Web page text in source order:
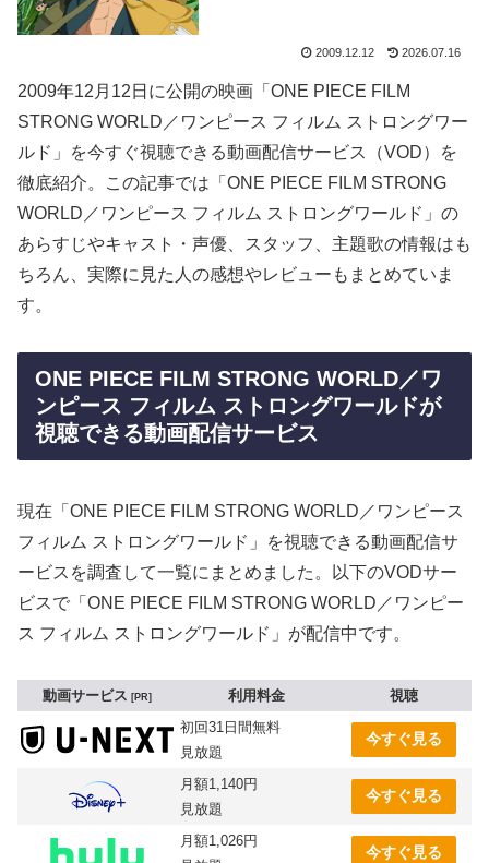
2009.12.12 2026.07.16
2009年12月12日に公開の映画「ONE PIECE FILM
STRONG WORLD／ワンピース フィルム ストロングワー
ルド」を今すぐ視聴できる動画配信サービス（VOD）を
徹底紹介。この記事では「ONE PIECE FILM STRONG
WORLD／ワンピース フィルム ストロングワールド」の
あらすじやキャスト・声優、スタッフ、主題歌の情報はも
ちろん、実際に見た人の感想やレビューもまとめていま
す。
ONE PIECE FILM STRONG WORLD／ワ
ンピース フィルム ストロングワールドが
視聴できる動画配信サービス
現在「ONE PIECE FILM STRONG WORLD／ワンピース
フィルム ストロングワールド」を視聴できる動画配信サ
ービスを調査して一覧にまとめました。以下のVODサー
ビスで「ONE PIECE FILM STRONG WORLD／ワンピー
ス フィルム ストロングワールド」が配信中です。
動画サービス PR 利用料金
視聴
初回31日間無料
見放題
今すぐ見る
月額1,140円
見放題
今すぐ見る
月額1,026円
今すぐ見る